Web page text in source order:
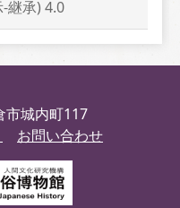
-継承) 4.0
市城内町117
お問い合わせ